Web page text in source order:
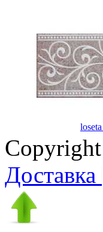
Доставка